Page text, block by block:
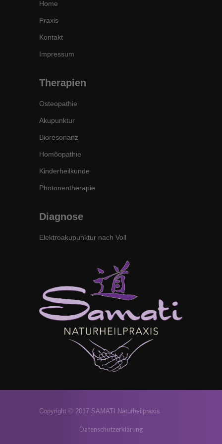
Home
Praxis
Kontakt
Impressum
Therapien
Osteopathie
Akupunktur
Bioresonanz
Homöopathie
Kinderheilkunde
Photonentherapie
Diagnose
Elektroakupunktur nach Voll
Copyright © 2017 SAMATI Naturheilpraxis
Datenschutzerklärung